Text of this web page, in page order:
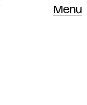
Menu